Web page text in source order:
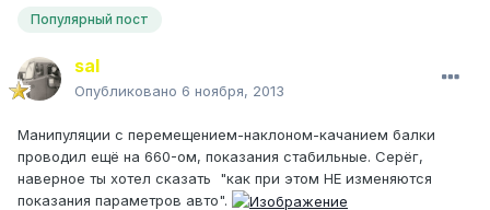
Популярный пост
saI
Опубликовано 6 ноября, 2013
Манипуляции с перемещением-наклоном-качанием балки
проводил ещё на 660-ом, показания стабильные. Серёг,
наверное ты хотел сказать "как при этом НЕ изменяются
показания параметров авто".